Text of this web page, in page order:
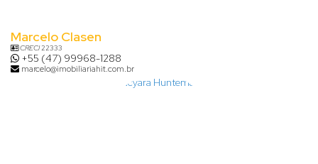
Marcelo Clasen
CRECI22333
+55 (47) 99968-1288
marcelo@imobiliariahit.com.br